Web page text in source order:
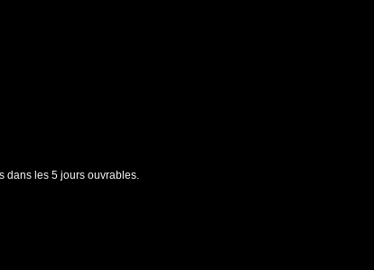
dans les 5 jours ouvrables.